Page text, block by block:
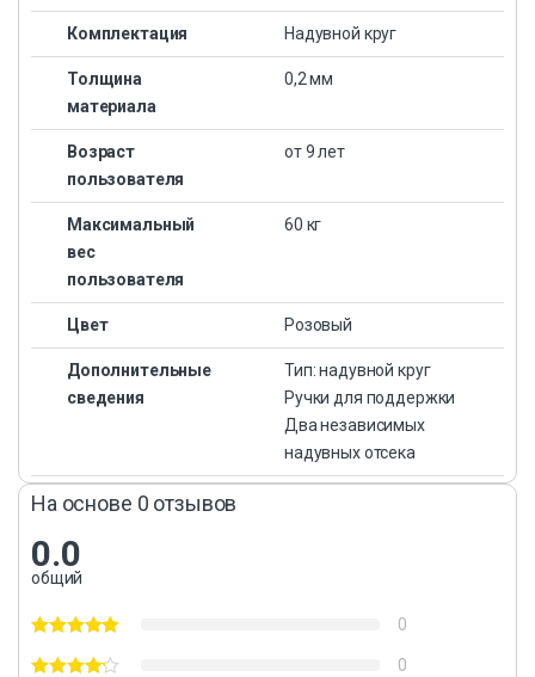
Комплектация Надувной круг
Толщина
материала
0,2 мм
Возраст
пользователя
от 9 лет
Максимальный
вес
пользователя
60 кг
Цвет Розовый
Дополнительные
сведения
Тип: надувной круг
Ручки для поддержки
Два независимых
надувных отсека
На основе 0 отзывов
0.0
общий
0
0